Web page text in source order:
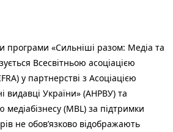
програми «Сильніші разом: Медіа та
Всесвітньою асоціацією
у партнерстві з Асоціацією
видавці України» (АНРВУ) та
медіабізнесу (MBL) за підтримки
не обов’язково відображають